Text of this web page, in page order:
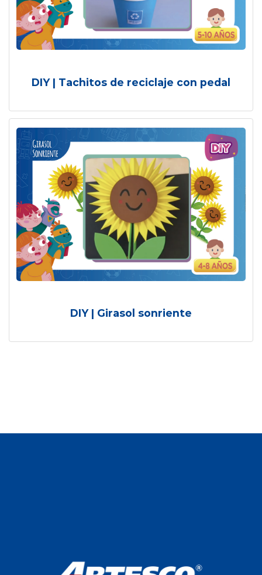
DIY | Tachitos de reciclaje con pedal
DIY | Girasol sonriente